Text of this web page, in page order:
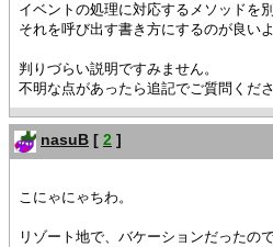
イベントの処理に対応するメソッドを
それを呼び出す書き方にするのが良い
判りづらい説明ですみません。
不明な点があったら追記でご質問くださ
nasuB [ 2 ]
こにゃにゃちわ。
リゾート地で、バケーションだったの